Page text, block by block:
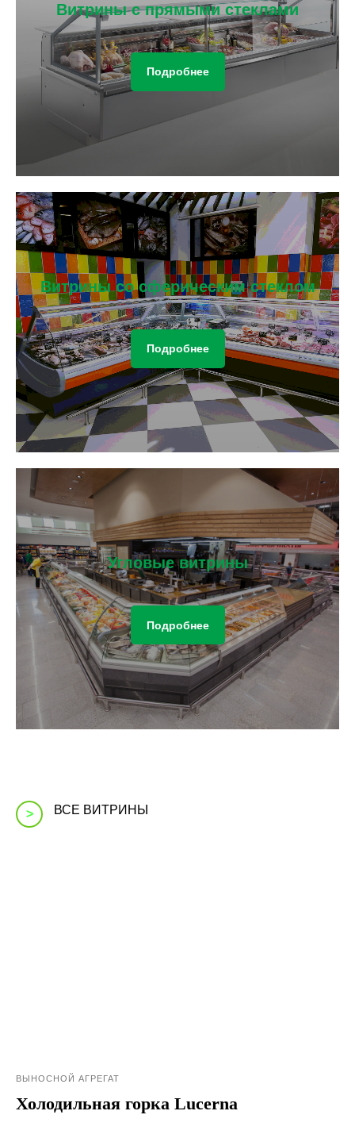
Витрины с прямыми стеклами
Подробнее
Витрины со сферическим стеклом
Подробнее
Угловые витрины
Подробнее
> ВСЕ ВИТРИНЫ
ВЫНОСНОЙ АГРЕГАТ
Холодильная горка Lucerna